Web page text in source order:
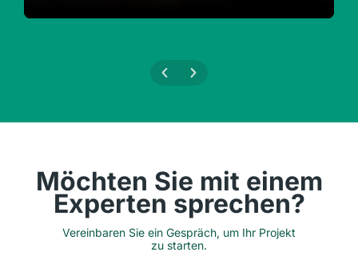
Möchten Sie mit einem
Experten sprechen?
Vereinbaren Sie ein Gespräch, um Ihr Projekt
zu starten.